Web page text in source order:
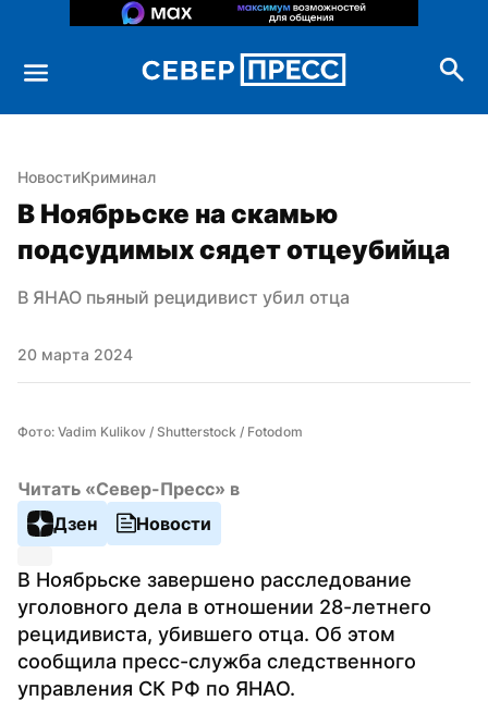
НовостиКриминал
В Ноябрьске на скамью
подсудимых сядет отцеубийца
В ЯНАО пьяный рецидивист убил отца
20 марта 2024
Фото: Vadim Kulikov / Shutterstock / Fotodom
Читать «Север-Пресс» в
Дзен
Новости
В Ноябрьске завершено расследование
уголовного дела в отношении 28-летнего
рецидивиста, убившего отца. Об этом
сообщила пресс-служба следственного
управления СК РФ по ЯНАО.